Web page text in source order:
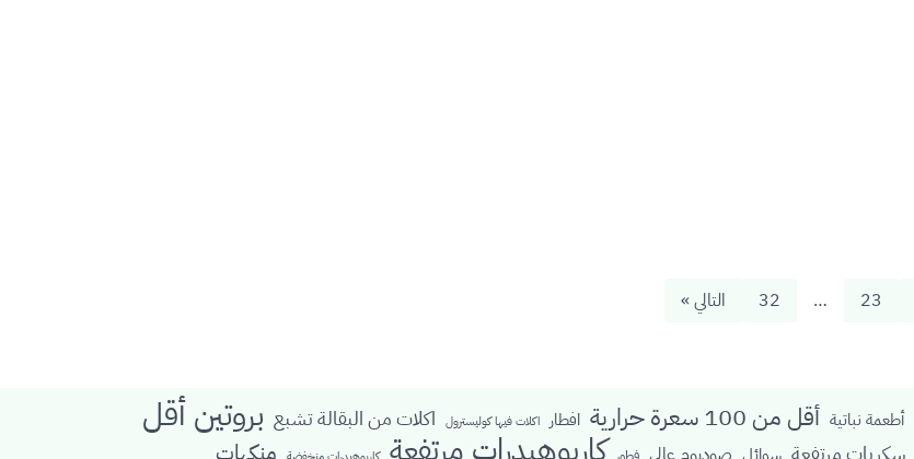
23
…
32 التالي »
أطعمة نباتية أقل من 100 سعرة حرارية افطار اكلات فيها كوليسترول اكلات من البقالة تشبع بروتين أقل